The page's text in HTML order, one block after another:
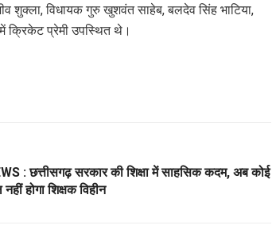
शुक्ला, विधायक गुरु खुशवंत साहेब, बलदेव सिंह भाटिया,
क्रिकेट प्रेमी उपस्थित थे।
: छत्तीसगढ़ सरकार की शिक्षा में साहसिक कदम, अब कोई
होगा शिक्षक विहीन